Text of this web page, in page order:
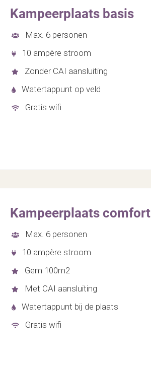
Kampeerplaats basis
Max. 6 personen
10 ampère stroom
Zonder CAI aansluiting
Watertappunt op veld
Gratis wifi
Kampeerplaats comfort
Max. 6 personen
10 ampère stroom
Gem 100m2
Met CAI aansluiting
Watertappunt bij de plaats
Gratis wifi